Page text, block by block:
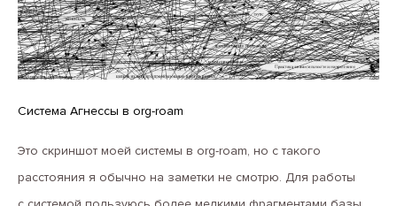
Система Агнессы в org-roam
Это скриншот моей системы в org-roam, но с такого
расстояния я обычно на заметки не смотрю. Для работы